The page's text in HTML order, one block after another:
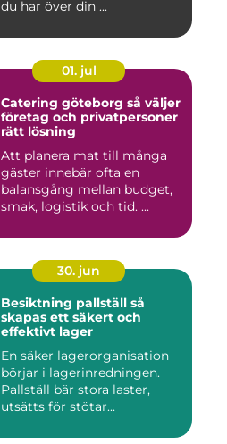
du har över din ...
01. jul
Catering göteborg så väljer
företag och privatpersoner
rätt lösning
Att planera mat till många
gäster innebär ofta en
balansgång mellan budget,
smak, logistik och tid. ...
30. jun
Besiktning pallställ så
skapas ett säkert och
effektivt lager
En säker lagerorganisation
börjar i lagerinredningen.
Pallställ bär stora laster,
utsätts för stötar...